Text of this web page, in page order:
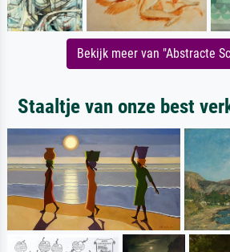
Bekijk meer van "Abstracte
Staaltje van onze best